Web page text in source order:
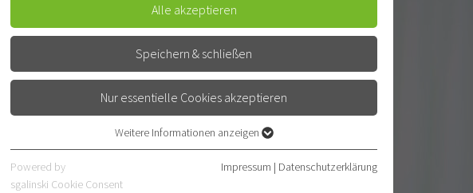
Alle akzeptieren
Speichern & schließen
Nur essentielle Cookies akzeptieren
Essentielle Cookies werden für grundlegende Funktionen der Webseite
benötigt. Dadurch ist gewährleistet, dass die Webseite einwandfrei
Weitere Informationen anzeigen
Powered by
sgalinski Cookie Consent
Impressum | Datenschutzerklärung